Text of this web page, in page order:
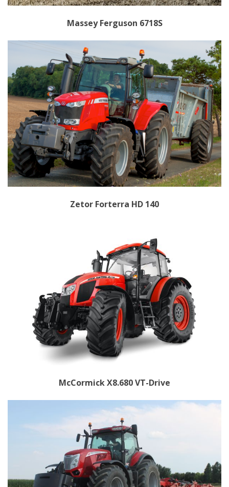
Massey Ferguson 6718S
Zetor Forterra HD 140
McCormick X8.680 VT-Drive